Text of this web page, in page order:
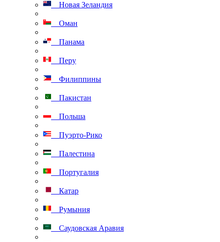
Новая Зеландия
Оман
Панама
Перу
Филиппины
Пакистан
Польша
Пуэрто-Рико
Палестина
Португалия
Катар
Румыния
Саудовская Аравия